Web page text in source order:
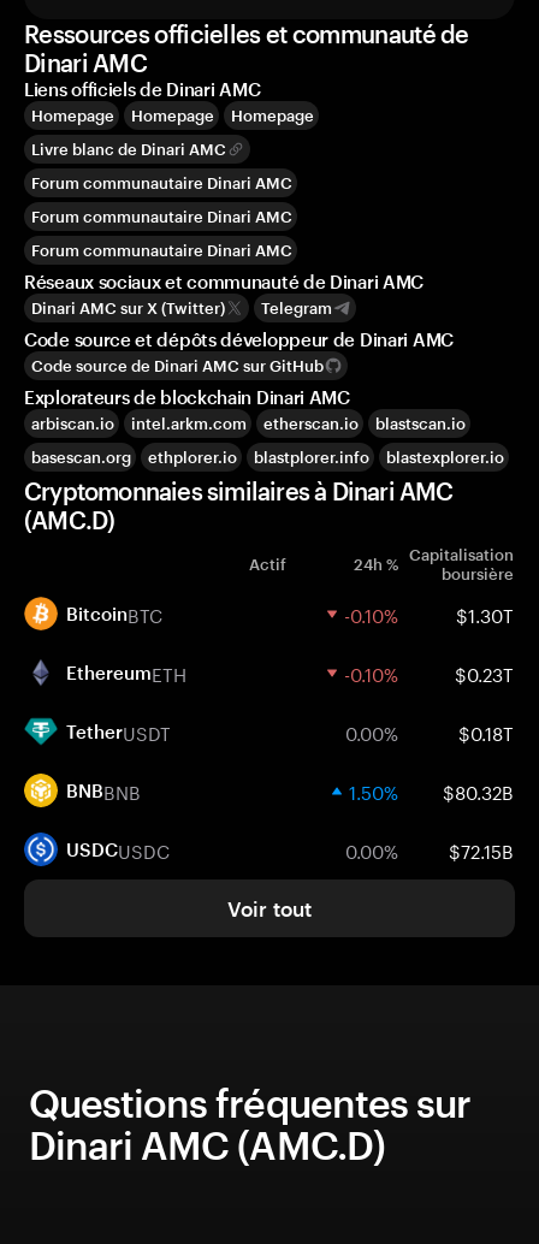
Ressources officielles et communauté de
Dinari AMC
Liens officiels de Dinari AMC
Homepage Homepage
Homepage
Livre blanc de Dinari AMC
Forum communautaire Dinari AMC
Forum communautaire Dinari AMC
Forum communautaire Dinari AMC
Réseaux sociaux et communauté de Dinari AMC
Dinari AMC sur X (Twitter) Telegram
Code source et dépôts développeur de Dinari AMC
Code source de Dinari AMC sur GitHub
Explorateurs de blockchain Dinari AMC
arbiscan.io intel.arkm.com etherscan.io
blastscan.io
basescan.org
ethplorer.io blastplorer.info blastexplorer.io
Cryptomonnaies similaires à Dinari AMC
(AMC.D)
Actif 24h % Capitalisation
boursière
BitcoinBTC -0.10% $1.30T
EthereumETH -0.10% $0.23T
TetherUSDT 0.00% $0.18T
BNBBNB 1.50% $80.32B
USDCUSDC 0.00% $72.15B
Voir tout
Questions fréquentes sur
Dinari AMC (AMC.D)